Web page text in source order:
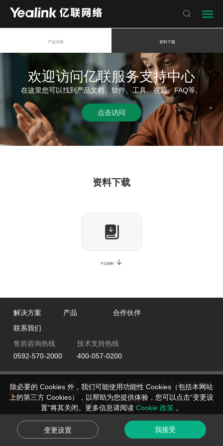

产品详情 资料下载
欢迎访问亿联服务支持中心
在这里您可以找到产品文档、软件、工具、视频、FAQ等。
点击访问
资料下载
产品资料
解决方案 产品
合作伙伴
联系我们
售前咨询热线
0592-570-2000
技术支持热线
400-057-0200
Copyright © 2026 厦门亿联网络技术股份有限公司 保留所有权利
闽公网安备 35020602002422号 闽ICP备05019651号-2 隐私
政策 | Cookie管理
除必要的 Cookies 外，我们可能使用功能性 Cookies（包括本网站
上的第三方 Cookies），以帮助为您提供体验，您可以点击“变更设
置”将其关闭。更多信息请阅读 Cookie 政策 。
变更设置 我接受